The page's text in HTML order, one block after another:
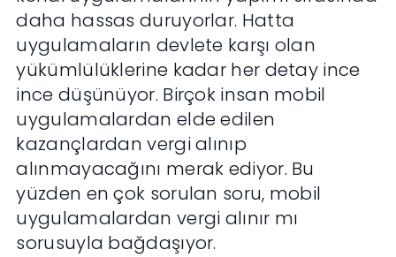
daha hassas duruyorlar. Hatta
uygulamaların devlete karşı olan
yükümlülüklerine kadar her detay ince
ince düşünüyor. Birçok insan mobil
uygulamalardan elde edilen
kazançlardan vergi alınıp
alınmayacağını merak ediyor. Bu
yüzden en çok sorulan soru, mobil
uygulamalardan vergi alınır mı
sorusuyla bağdaşıyor.